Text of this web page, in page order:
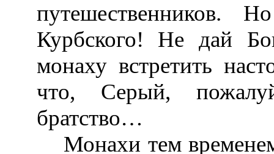
Курбского! Не дай
монаху встретить
что, Серый,
братство…
Монахи тем временем